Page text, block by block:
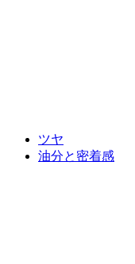
ツヤ
油分と密着感